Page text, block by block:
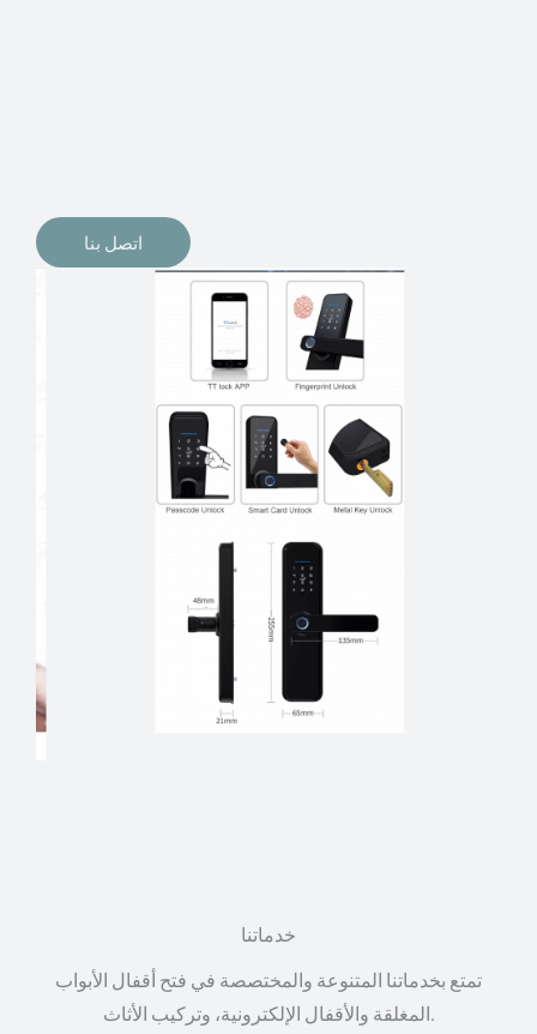
اتصل بنا
خدماتنا
تمتع بخدماتنا المتنوعة والمختصصة في فتح أقفال الأبواب